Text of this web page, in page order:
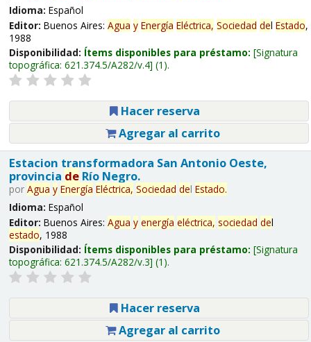
Idioma: Español
Editor: Buenos Aires: Agua y Energía Eléctrica, Sociedad del Estado,
1988
Disponibilidad: Ítems disponibles para préstamo: Signatura
topográfica: 621.374.5/A282/v.4 (1).
Hacer reserva
Agregar al carrito
Estacion transformadora San Antonio Oeste,
provincia deRío Negro.
por Agua y Energía Eléctrica, Sociedad del Estado.
Idioma: Español
Editor: Buenos Aires: Agua y energía eléctrica, sociedad del
estado, 1988
Disponibilidad: Ítems disponibles para préstamo: Signatura
topográfica: 621.374.5/A282/v.3 (1).
Hacer reserva
Agregar al carrito